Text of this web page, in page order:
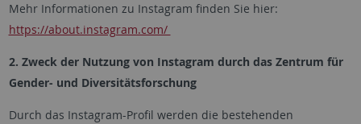
Mehr Informationen zu Instagram finden Sie hier:
https://about.instagram.com/
2. Zweck der Nutzung von Instagram durch das Zentrum für
Gender- und Diversitätsforschung
Durch das Instagram-Profil werden die bestehenden